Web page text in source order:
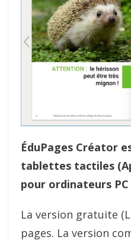
ÉduPages Créator
tablettes tactiles
pour ordinateurs
La version gratuite
pages. La version